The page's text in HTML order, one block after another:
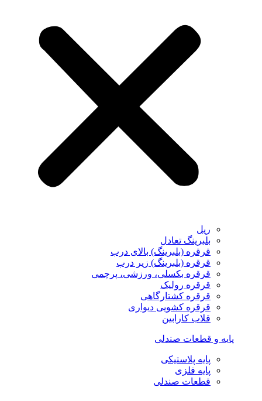
ریل
بلبرینگ تعادل
قرقره (بلبرینگ) بالای درب
قرقره (بلبرینگ) زیر درب
قرقره بکسلی، ورزشی، پرچمی
قرقره رولیک
قرقره کشتارگاهی
قرقره کشویی دیواری
قلاب کارابین
پایه و قطعات صندلی
پایه پلاستیکی
پایه فلزی
قطعات صندلی